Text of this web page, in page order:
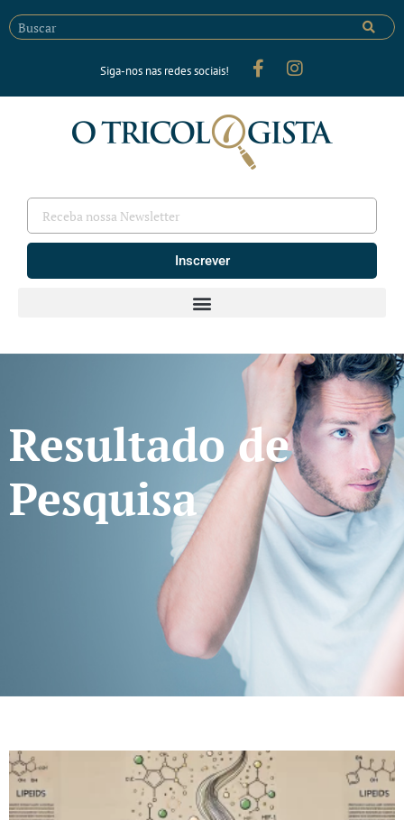
Siga-nos nas redes sociais!
Inscrever
Resultado de
Pesquisa